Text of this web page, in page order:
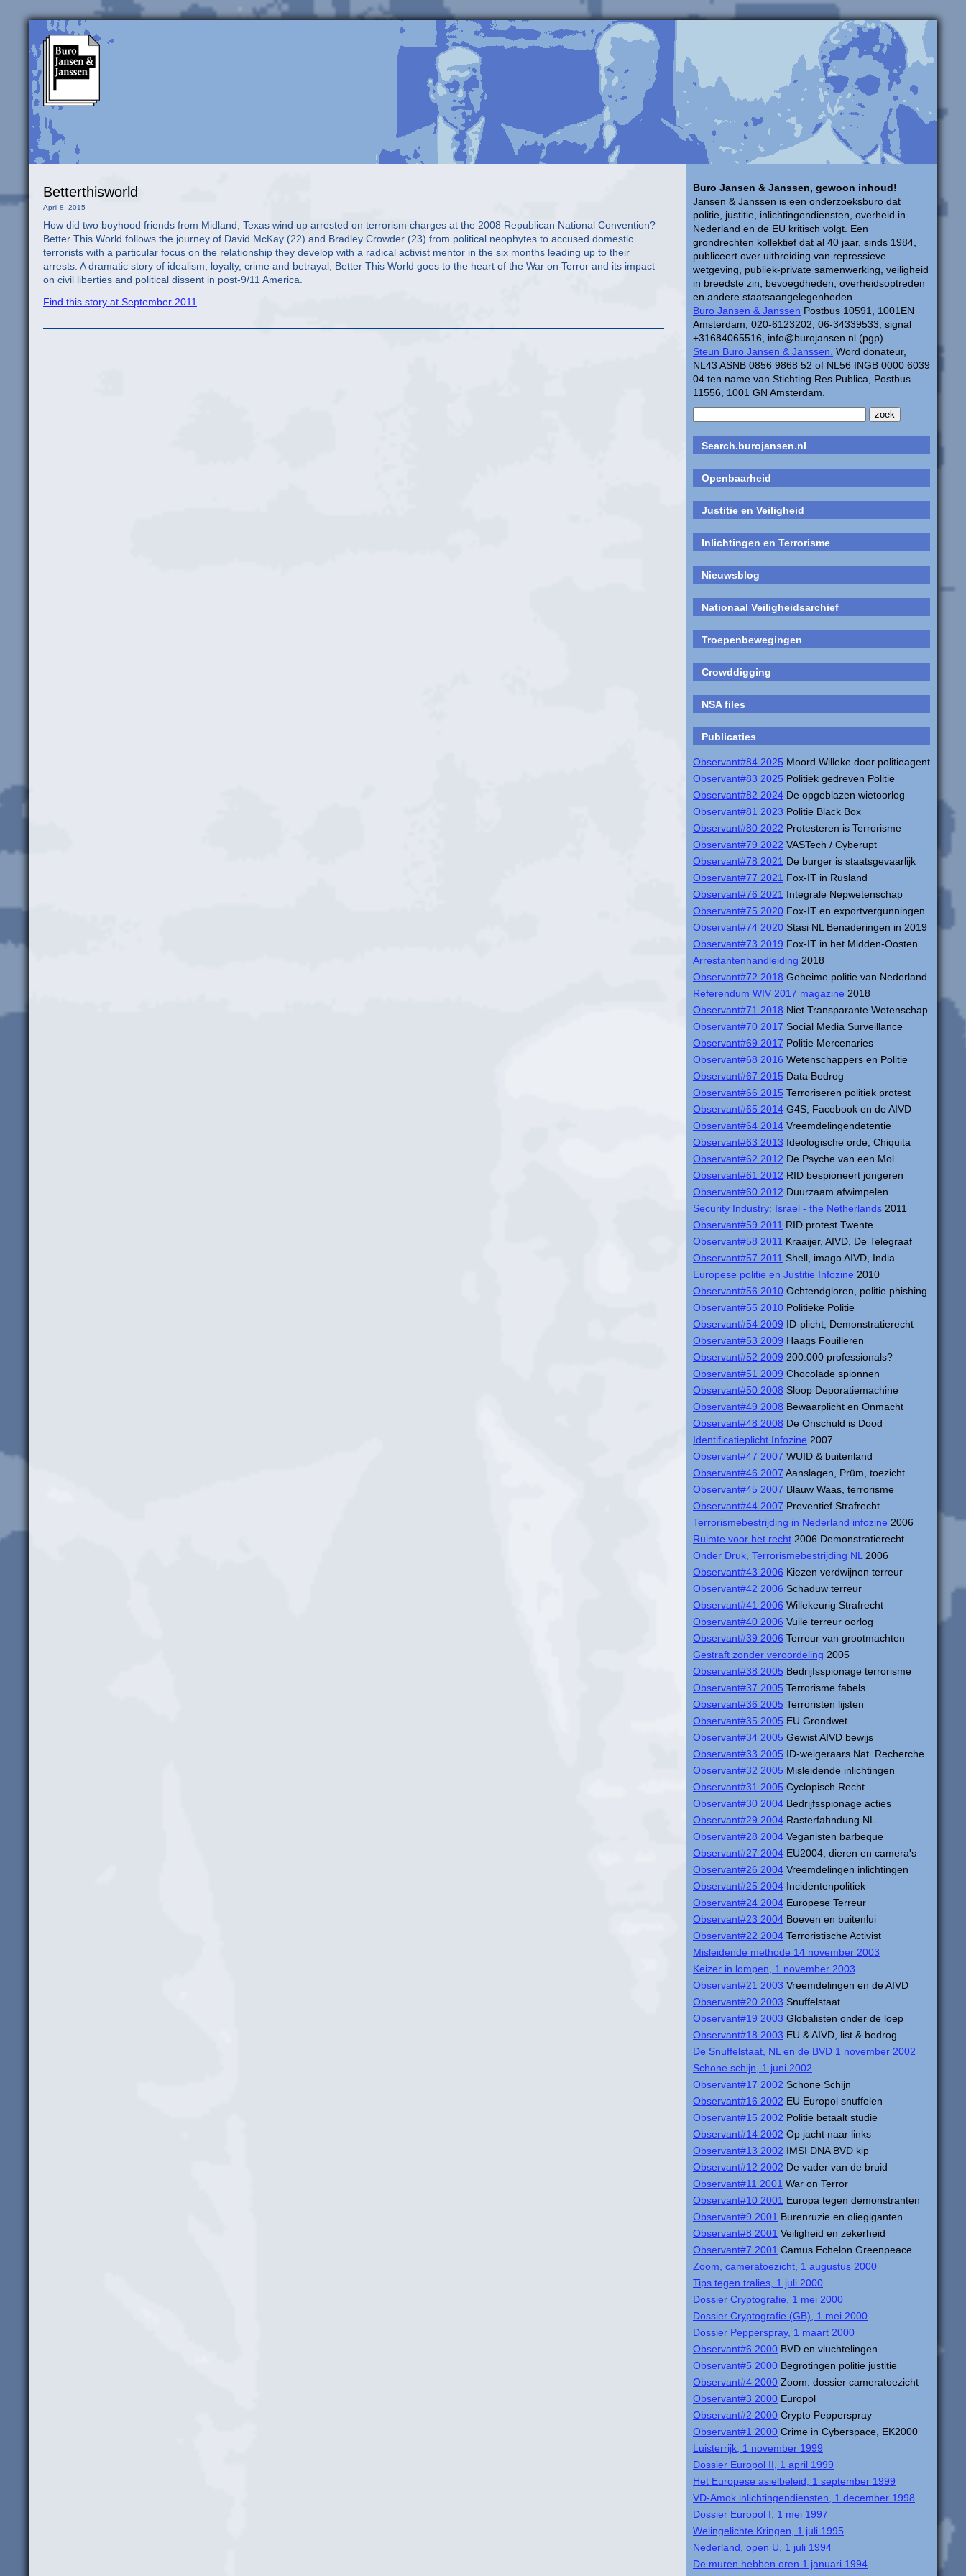
Buro Jansen & Janssen, gewoon inhoud!
Jansen & Janssen is een onderzoeksburo dat
politie, justitie, inlichtingendiensten, overheid in
Nederland en de EU kritisch volgt. Een
grondrechten kollektief dat al 40 jaar, sinds 1984,
publiceert over uitbreiding van repressieve
wetgeving, publiek-private samenwerking, veiligheid
in breedste zin, bevoegdheden, overheidsoptreden
en andere staatsaangelegenheden.
Buro Jansen & Janssen Postbus 10591, 1001EN
Amsterdam, 020-6123202, 06-34339533, signal
+31684065516, info@burojansen.nl (pgp)
Steun Buro Jansen & Janssen. Word donateur,
NL43 ASNB 0856 9868 52 of NL56 INGB 0000 6039
04 ten name van Stichting Res Publica, Postbus
11556, 1001 GN Amsterdam.
Search.burojansen.nl
Openbaarheid
Justitie en Veiligheid
Inlichtingen en Terrorisme
Nieuwsblog
Nationaal Veiligheidsarchief
Troepenbewegingen
Crowddigging
NSA files
Publicaties
Observant#84 2025 Moord Willeke door politieagent
Observant#83 2025 Politiek gedreven Politie
Observant#82 2024 De opgeblazen wietoorlog
Observant#81 2023 Politie Black Box
Observant#80 2022 Protesteren is Terrorisme
Observant#79 2022 VASTech / Cyberupt
Observant#78 2021 De burger is staatsgevaarlijk
Observant#77 2021 Fox-IT in Rusland
Observant#76 2021 Integrale Nepwetenschap
Observant#75 2020 Fox-IT en exportvergunningen
Observant#74 2020 Stasi NL Benaderingen in 2019
Observant#73 2019 Fox-IT in het Midden-Oosten
Arrestantenhandleiding 2018
Observant#72 2018 Geheime politie van Nederland
Referendum WIV 2017 magazine 2018
Observant#71 2018 Niet Transparante Wetenschap
Observant#70 2017 Social Media Surveillance
Observant#69 2017 Politie Mercenaries
Observant#68 2016 Wetenschappers en Politie
Observant#67 2015 Data Bedrog
Observant#66 2015 Terroriseren politiek protest
Observant#65 2014 G4S, Facebook en de AIVD
Observant#64 2014 Vreemdelingendetentie
Observant#63 2013 Ideologische orde, Chiquita
Observant#62 2012 De Psyche van een Mol
Observant#61 2012 RID bespioneert jongeren
Observant#60 2012 Duurzaam afwimpelen
Security Industry: Israel - the Netherlands 2011
Observant#59 2011 RID protest Twente
Observant#58 2011 Kraaijer, AIVD, De Telegraaf
Observant#57 2011 Shell, imago AIVD, India
Europese politie en Justitie Infozine 2010
Observant#56 2010 Ochtendgloren, politie phishing
Observant#55 2010 Politieke Politie
Observant#54 2009 ID-plicht, Demonstratierecht
Observant#53 2009 Haags Fouilleren
Observant#52 2009 200.000 professionals?
Observant#51 2009 Chocolade spionnen
Observant#50 2008 Sloop Deporatiemachine
Observant#49 2008 Bewaarplicht en Onmacht
Observant#48 2008 De Onschuld is Dood
Identificatieplicht Infozine 2007
Observant#47 2007 WUID & buitenland
Observant#46 2007 Aanslagen, Prüm, toezicht
Observant#45 2007 Blauw Waas, terrorisme
Observant#44 2007 Preventief Strafrecht
Terrorismebestrijding in Nederland infozine 2006
Ruimte voor het recht 2006 Demonstratierecht
Onder Druk, Terrorismebestrijding NL 2006
Observant#43 2006 Kiezen verdwijnen terreur
Observant#42 2006 Schaduw terreur
Observant#41 2006 Willekeurig Strafrecht
Observant#40 2006 Vuile terreur oorlog
Observant#39 2006 Terreur van grootmachten
Gestraft zonder veroordeling 2005
Observant#38 2005 Bedrijfsspionage terrorisme
Observant#37 2005 Terrorisme fabels
Observant#36 2005 Terroristen lijsten
Observant#35 2005 EU Grondwet
Observant#34 2005 Gewist AIVD bewijs
Observant#33 2005 ID-weigeraars Nat. Recherche
Observant#32 2005 Misleidende inlichtingen
Observant#31 2005 Cyclopisch Recht
Observant#30 2004 Bedrijfsspionage acties
Observant#29 2004 Rasterfahndung NL
Observant#28 2004 Veganisten barbeque
Observant#27 2004 EU2004, dieren en camera's
Observant#26 2004 Vreemdelingen inlichtingen
Observant#25 2004 Incidentenpolitiek
Observant#24 2004 Europese Terreur
Observant#23 2004 Boeven en buitenlui
Observant#22 2004 Terroristische Activist
Misleidende methode 14 november 2003
Keizer in lompen, 1 november 2003
Observant#21 2003 Vreemdelingen en de AIVD
Observant#20 2003 Snuffelstaat
Observant#19 2003 Globalisten onder de loep
Observant#18 2003 EU & AIVD, list & bedrog
De Snuffelstaat, NL en de BVD 1 november 2002
Schone schijn, 1 juni 2002
Observant#17 2002 Schone Schijn
Observant#16 2002 EU Europol snuffelen
Observant#15 2002 Politie betaalt studie
Observant#14 2002 Op jacht naar links
Observant#13 2002 IMSI DNA BVD kip
Observant#12 2002 De vader van de bruid
Observant#11 2001 War on Terror
Observant#10 2001 Europa tegen demonstranten
Observant#9 2001 Burenruzie en oliegiganten
Observant#8 2001 Veiligheid en zekerheid
Observant#7 2001 Camus Echelon Greenpeace
Zoom, cameratoezicht, 1 augustus 2000
Tips tegen tralies, 1 juli 2000
Dossier Cryptografie, 1 mei 2000
Dossier Cryptografie (GB), 1 mei 2000
Dossier Pepperspray, 1 maart 2000
Observant#6 2000 BVD en vluchtelingen
Observant#5 2000 Begrotingen politie justitie
Observant#4 2000 Zoom: dossier cameratoezicht
Observant#3 2000 Europol
Observant#2 2000 Crypto Pepperspray
Observant#1 2000 Crime in Cyberspace, EK2000
Luisterrijk, 1 november 1999
Dossier Europol II, 1 april 1999
Het Europese asielbeleid, 1 september 1999
VD-Amok inlichtingendiensten, 1 december 1998
Dossier Europol I, 1 mei 1997
Welingelichte Kringen, 1 juli 1995
Nederland, open U, 1 juli 1994
De muren hebben oren 1 januari 1994
Betterthisworld
April 8, 2015
How did two boyhood friends from Midland, Texas wind up arrested on terrorism charges at the 2008 Republican National Convention?
Better This World follows the journey of David McKay (22) and Bradley Crowder (23) from political neophytes to accused domestic
terrorists with a particular focus on the relationship they develop with a radical activist mentor in the six months leading up to their
arrests. A dramatic story of idealism, loyalty, crime and betrayal, Better This World goes to the heart of the War on Terror and its impact
on civil liberties and political dissent in post-9/11 America.
Find this story at September 2011